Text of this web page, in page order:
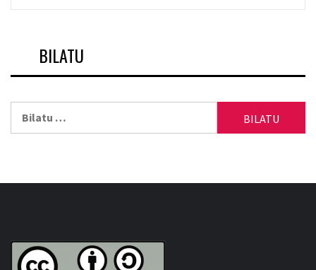
BILATU